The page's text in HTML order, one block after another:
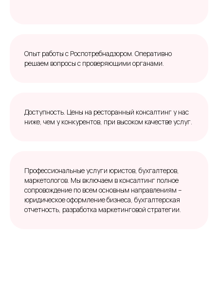
Опыт работы с Роспотребнадзором. Оперативно
решаем вопросы с проверяющими органами.
Доступность. Цены на ресторанный консалтинг у нас
ниже, чем у конкурентов, при высоком качестве услуг.
Профессиональные услуги юристов, бухгалтеров,
маркетологов. Мы включаем в консалтинг полное
сопровождение по всем основным направлениям –
юридическое оформление бизнеса, бухгалтерская
отчетность, разработка маркетинговой стратегии.